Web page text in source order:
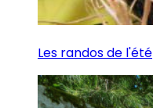
Les randos de l'été